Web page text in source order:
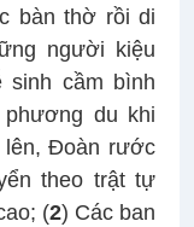
bàn thờ rồi di
người kiệu
sinh cầm bình
du khi
lên, Đoàn rước
theo trật tự
(2) Các ban